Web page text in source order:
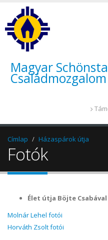
Magyar
Családmozgalom
Címlap Házaspárok útja
Fotók
Élet útja Böjte Csabával
Molnár Lehel fotói
Horváth Zsolt fotói